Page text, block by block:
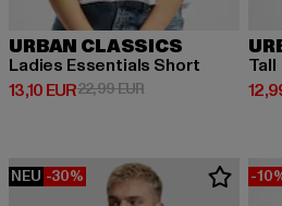
URBAN CLASSICS
Ladies Essentials Short
13,10 EUR
Derzeitiger Preis: 13,10 EUR
22,99 EURAktionspreis: 22,99
Tall
NEU -30% -